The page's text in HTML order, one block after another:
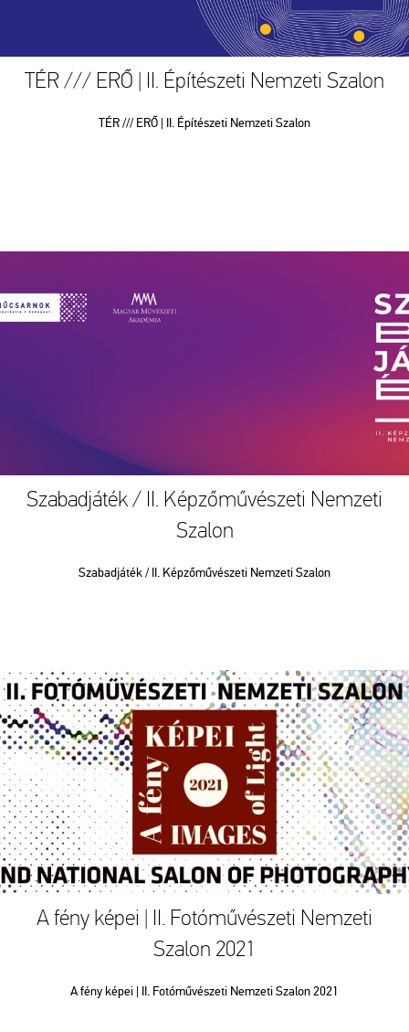
TÉR /// ERŐ | II. Építészeti Nemzeti Szalon
TÉR /// ERŐ | II. Építészeti Nemzeti Szalon
Szabadjáték / II. Képzőművészeti Nemzeti
Szalon
Szabadjáték / II. Képzőművészeti Nemzeti Szalon
A fény képei | II. Fotóművészeti Nemzeti
Szalon 2021
A fény képei | II. Fotóművészeti Nemzeti Szalon 2021